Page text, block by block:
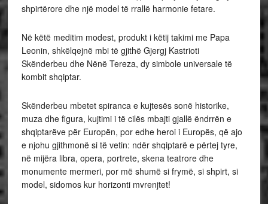
shpirtërore dhe një model të rrallë harmonie fetare.
Në këtë meditim modest, produkt i këtij takimi me Papa
Leonin, shkëlqejnë mbi të gjithë Gjergj Kastrioti
Skënderbeu dhe Nënë Tereza, dy simbole universale të
kombit shqiptar.
Skënderbeu mbetet spiranca e kujtesës sonë historike,
muza dhe figura, kujtimi i të cilës mbajti gjallë ëndrrën e
shqiptarëve për Europën, por edhe heroi i Europës, që ajo
e njohu gjithmonë si të vetin: ndër shqiptarë e përtej tyre,
në mijëra libra, opera, portrete, skena teatrore dhe
monumente mermeri, por më shumë si frymë, si shpirt, si
model, sidomos kur horizonti mvrenjtet!